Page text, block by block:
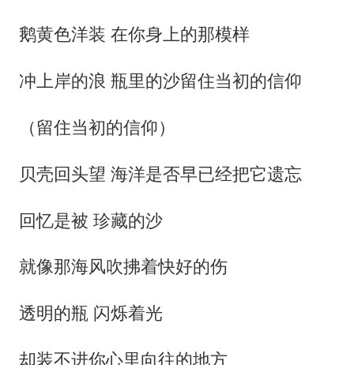
鹅黄色洋装 在你身上的那模样
冲上岸的浪 瓶里的沙留住当初的信仰
（留住当初的信仰）
贝壳回头望 海洋是否早已经把它遗忘
回忆是被 珍藏的沙
就像那海风吹拂着快好的伤
透明的瓶 闪烁着光
却装不进你心里向往的地方